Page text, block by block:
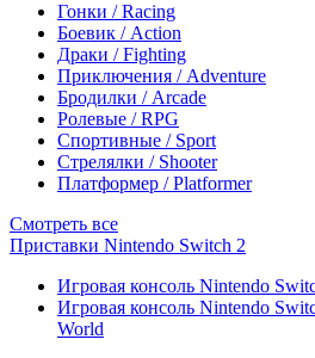
Гонки / Racing
Боевик / Action
Драки / Fighting
Приключения / Adventure
Бродилки / Arcade
Ролевые / RPG
Спортивные / Sport
Стрелялки / Shooter
Платформер / Platformer
Смотреть все
Приставки Nintendo Switch 2
Игровая консоль Nintendo
Игровая консоль Nintendo
World